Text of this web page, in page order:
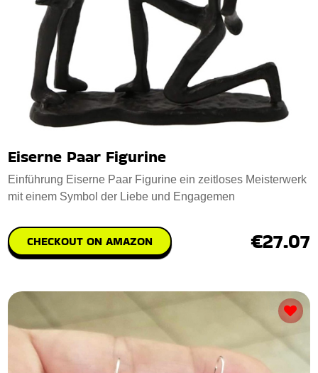
Eiserne Paar Figurine
Einführung Eiserne Paar Figurine ein zeitloses Meisterwerk
mit einem Symbol der Liebe und Engagemen
CHECKOUT ON AMAZON €27.07